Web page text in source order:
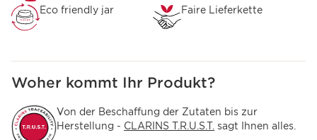
Eco friendly jar
Faire Lieferkette
Woher kommt Ihr Produkt?
Von der Beschaffung der Zutaten bis zur
Herstellung - CLARINS T.R.U.S.T. sagt Ihnen alles.